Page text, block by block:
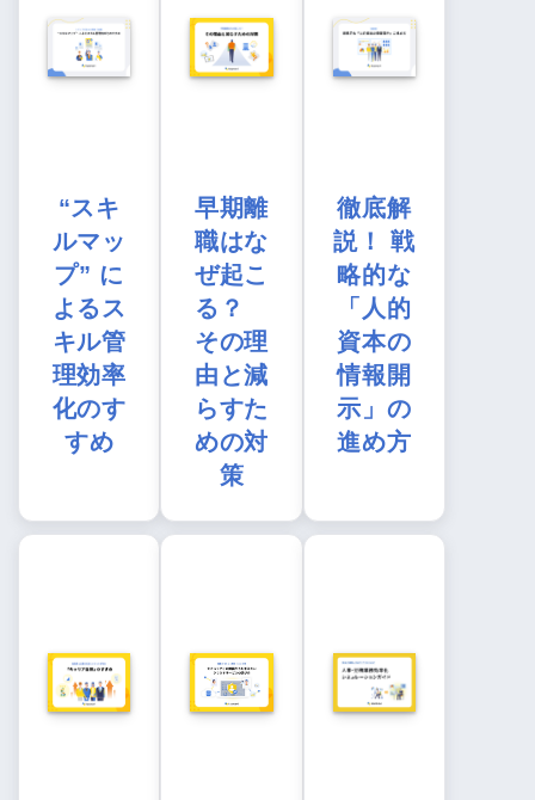
“スキ
ルマッ
プ” に
よるス
キル管
理効率
化のす
すめ
早期離
職はな
ぜ起こ
る？
その理
由と減
らすた
めの対
策
徹底解
説！ 戦
略的な
「人的
資本の
情報開
示」の
進め方